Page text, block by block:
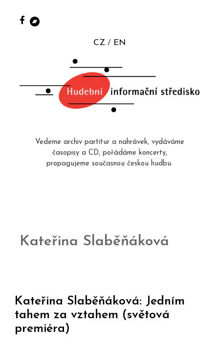
CZ EN
Vedeme archiv partitur a nahrávek, vydáváme
časopisy a CD, pořádáme koncerty,
propagujeme současnou českou hudbu.
Kateřina Slaběňáková
Kateřina Slaběňáková: Jedním
tahem za vztahem (světová
premiéra)